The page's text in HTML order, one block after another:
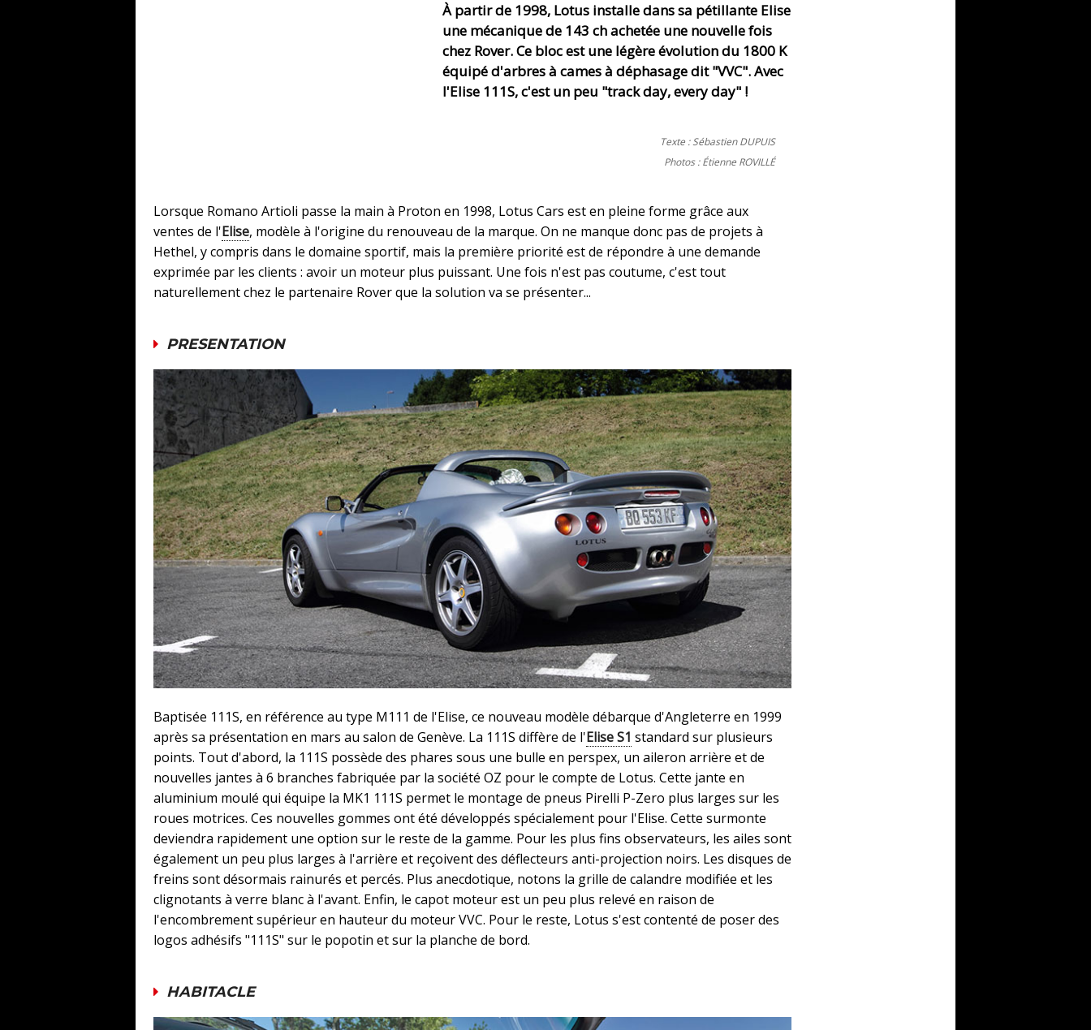
À partir de 1998, Lotus installe dans sa pétillante Elise
une mécanique de 143 ch achetée une nouvelle fois
chez Rover. Ce bloc est une légère évolution du 1800 K
équipé d'arbres à cames à déphasage dit "VVC". Avec
l'Elise 111S, c'est un peu "track day, every day" !
Texte : Sébastien DUPUIS
Photos : Étienne ROVILLÉ
Lorsque Romano Artioli passe la main à Proton en 1998, Lotus Cars est en pleine forme grâce aux
ventes de l'Elise, modèle à l'origine du renouveau de la marque. On ne manque donc pas de projets à
Hethel, y compris dans le domaine sportif, mais la première priorité est de répondre à une demande
exprimée par les clients : avoir un moteur plus puissant. Une fois n'est pas coutume, c'est tout
naturellement chez le partenaire Rover que la solution va se présenter...
PRESENTATION
Baptisée 111S, en référence au type M111 de l'Elise, ce nouveau modèle débarque d'Angleterre en 1999
après sa présentation en mars au salon de Genève. La 111S diffère de l'Elise S1 standard sur plusieurs
points. Tout d'abord, la 111S possède des phares sous une bulle en perspex, un aileron arrière et de
nouvelles jantes à 6 branches fabriquée par la société OZ pour le compte de Lotus. Cette jante en
aluminium moulé qui équipe la MK1 111S permet le montage de pneus Pirelli P-Zero plus larges sur les
roues motrices. Ces nouvelles gommes ont été développés spécialement pour l'Elise. Cette surmonte
deviendra rapidement une option sur le reste de la gamme. Pour les plus fins observateurs, les ailes sont
également un peu plus larges à l'arrière et reçoivent des déflecteurs anti-projection noirs. Les disques de
freins sont désormais rainurés et percés. Plus anecdotique, notons la grille de calandre modifiée et les
clignotants à verre blanc à l'avant. Enfin, le capot moteur est un peu plus relevé en raison de
l'encombrement supérieur en hauteur du moteur VVC. Pour le reste, Lotus s'est contenté de poser des
logos adhésifs "111S" sur le popotin et sur la planche de bord.
HABITACLE